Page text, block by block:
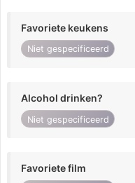
Favoriete keukens
Niet gespecificeerd
Alcohol drinken?
Niet gespecificeerd
Favoriete film